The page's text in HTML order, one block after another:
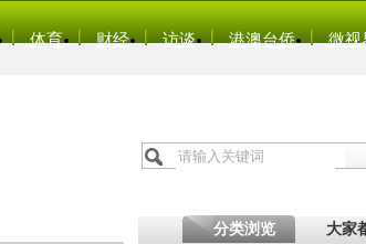
体育 财经 访谈 港澳台侨 微视
分类浏览 大家